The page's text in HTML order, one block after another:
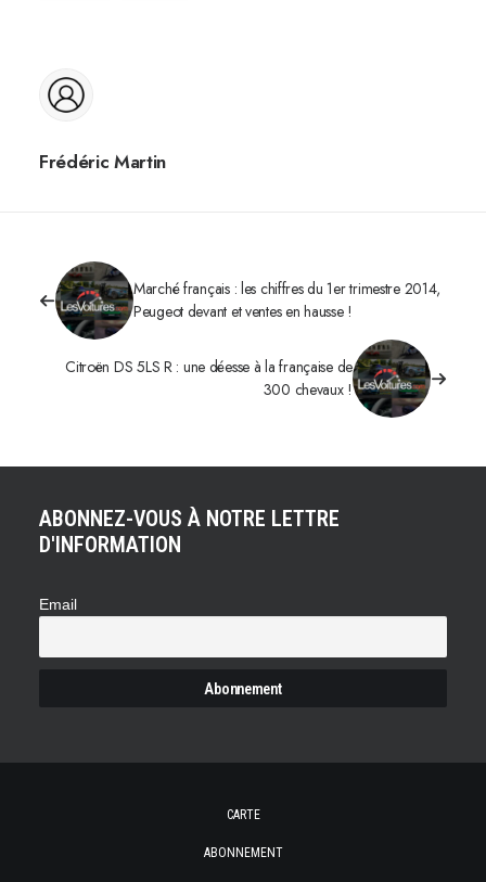
Frédéric Martin
Marché français : les chiffres du 1er trimestre 2014,
Peugeot devant et ventes en hausse !
Citroën DS 5LS R : une déesse à la française de
300 chevaux !
ABONNEZ-VOUS À NOTRE LETTRE
D'INFORMATION
Email
CARTE
ABONNEMENT